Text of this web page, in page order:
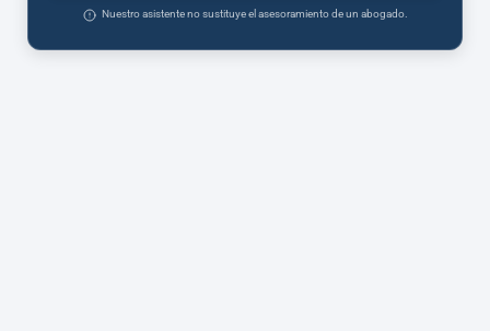
Nuestro asistente no sustituye el asesoramiento de un abogado.